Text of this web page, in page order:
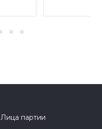
Лица партии